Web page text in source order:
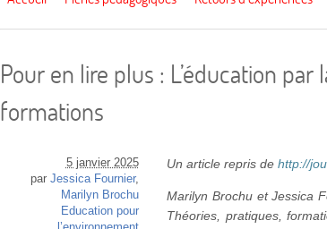
Pour en lire plus : L’éducation
formations
5 janvier 2025
par Jessica Fournier,
Marilyn Brochu
Education pour
Un article repris dehttp://
Marilyn Brochu et Jessica
Théories, pratiques,